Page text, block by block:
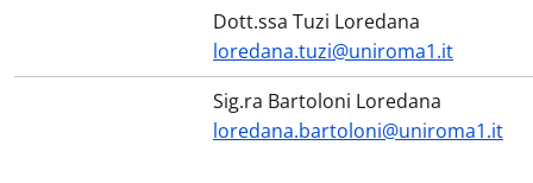
Dott.ssa Tuzi Loredana
loredana.tuzi@uniroma1.it
Sig.ra Bartoloni Loredana
loredana.bartoloni@uniroma1.it